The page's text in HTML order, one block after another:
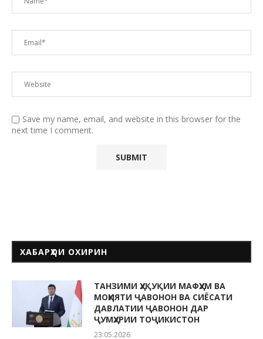
Save my name, email, and website in this browser for the
next time I comment.
ХАБАРҲОИ ОХИРИН
ТАНЗИМИ ҲУҚУҚИИ МАФҲУМ ВА
МОҲИЯТИ ҶАВОНОН ВА СИЁСАТИ
ДАВЛАТИИ ҶАВОНОН ДАР
ҶУМҲУРИИ ТОҶИКИСТОН
23.05.2026